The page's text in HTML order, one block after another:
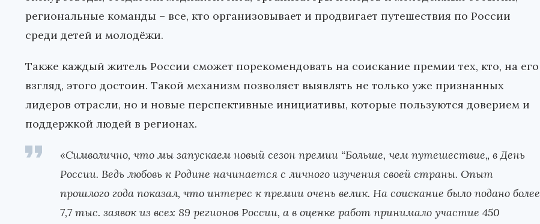
региональные команды – все, кто организовывает и продвигает путешествия по России
среди детей и молодёжи.
Также каждый житель России сможет порекомендовать на соискание премии тех, кто, на его
взгляд, этого достоин. Такой механизм позволяет выявлять не только уже признанных
лидеров отрасли, но и новые перспективные инициативы, которые пользуются доверием и
поддержкой людей в регионах.
«Символично, что мы запускаем новый сезон премии “Больше, чем путешествие„ в День
России. Ведь любовь к Родине начинается с личного изучения своей страны. Опыт
прошлого года показал, что интерес к премии очень велик. На соискание было подано более
7,7 тыс. заявок из всех 89 регионов России, а в оценке работ принимало участие 450